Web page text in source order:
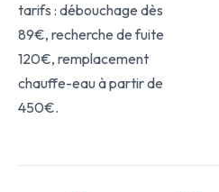
tarifs : débouchage dès
89€, recherche de fuite
120€, remplacement
chauffe-eau à partir de
450€.